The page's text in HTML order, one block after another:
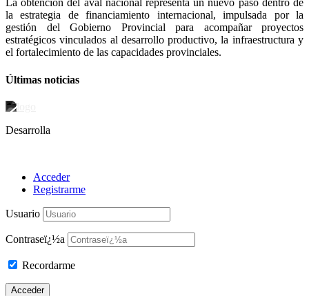
La obtención del aval nacional representa un nuevo paso dentro de
la estrategia de financiamiento internacional, impulsada por la
gestión del Gobierno Provincial para acompañar proyectos
estratégicos vinculados al desarrollo productivo, la infraestructura y
el fortalecimiento de las capacidades provinciales.
Últimas noticias
Desarrolla
Acceder
Registrarme
Usuario
Contraseï¿½a
Recordarme
Acceder